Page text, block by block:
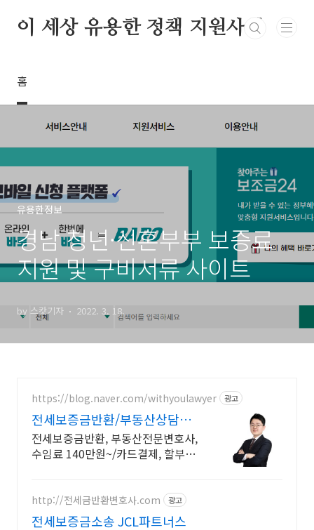
이 세상 유용한 정책 지원사업
홈
유용한정보
경남 청년·신혼부부 보증료
지원 및 구비서류 사이트
by 스캇기자 2022. 3. 18.
https://blog.naver.com/withyoulawyer 광고
전세보증금반환/부동산상담센
터 부동산전문변호사 직접상담
전세보증금반환, 부동산전문변호사,
수임료 140만원~/카드결제, 할부결
http://전세금반환변호사.com 광고
전세보증금소송 JCL파트너스